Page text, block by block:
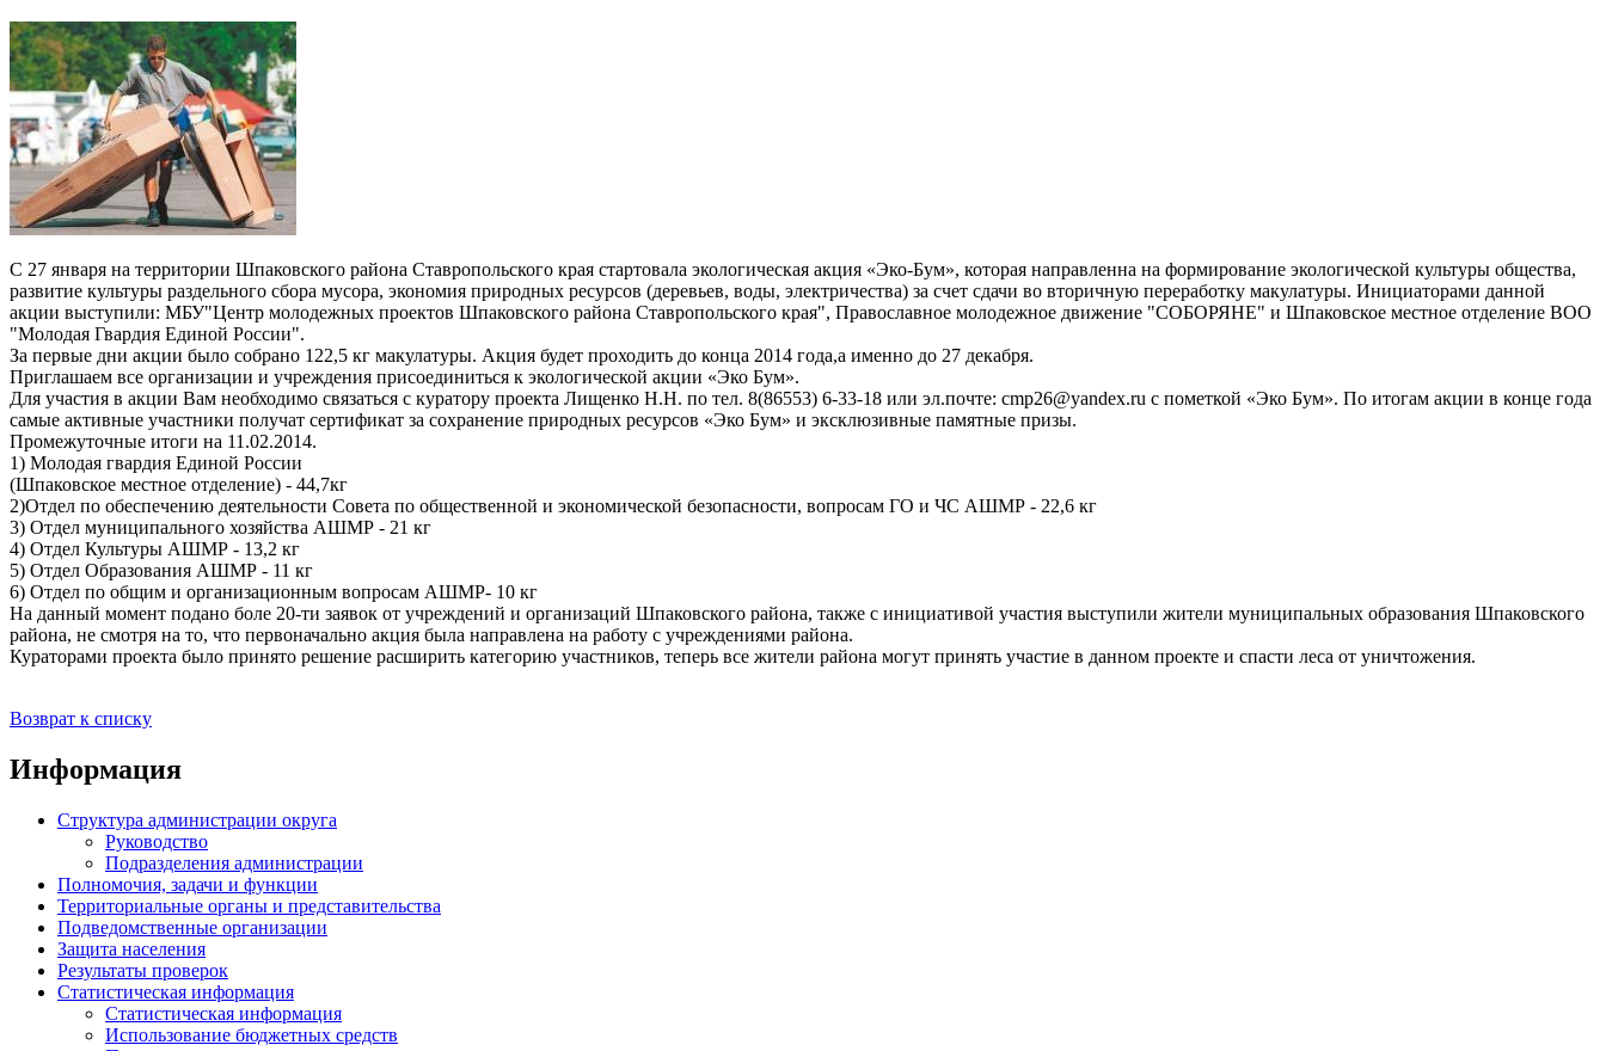
C 27 января на территории Шпаковского района Ставропольского края стартовала экологическая акция «Эко-Бум», которая направленна на формирование экологической культуры общества,
развитие культуры раздельного сбора мусора, экономия природных ресурсов (деревьев, воды, электричества) за счет сдачи во вторичную переработку макулатуры. Инициаторами данной
акции выступили: МБУ"Центр молодежных проектов Шпаковского района Ставропольского края", Православное молодежное движение "СОБОРЯНЕ" и Шпаковское местное отделение ВОО
"Молодая Гвардия Единой России".
За первые дни акции было собрано 122,5 кг макулатуры. Акция будет проходить до конца 2014 года,а именно до 27 декабря.
Приглашаем все организации и учреждения присоединиться к экологической акции «Эко Бум».
Для участия в акции Вам необходимо связаться с куратору проекта Лищенко Н.Н. по тел. 8(86553) 6-33-18 или эл.почте: cmp26@yandex.ru с пометкой «Эко Бум». По итогам акции в конце года
самые активные участники получат сертификат за сохранение природных ресурсов «Эко Бум» и эксклюзивные памятные призы.
Промежуточные итоги на 11.02.2014.
1) Молодая гвардия Единой России
(Шпаковское местное отделение) - 44,7кг
2)Отдел по обеспечению деятельности Совета по общественной и экономической безопасности, вопросам ГО и ЧС АШМР - 22,6 кг
3) Отдел муниципального хозяйства АШМР - 21 кг
4) Отдел Культуры АШМР - 13,2 кг
5) Отдел Образования АШМР - 11 кг
6) Отдел по общим и организационным вопросам АШМР- 10 кг
На данный момент подано боле 20-ти заявок от учреждений и организаций Шпаковского района, также с инициативой участия выступили жители муниципальных образования Шпаковского
района, не смотря на то, что первоначально акция была направлена на работу с учреждениями района.
Кураторами проекта было принято решение расширить категорию участников, теперь все жители района могут принять участие в данном проекте и спасти леса от уничтожения.
Возврат к списку
Информация
Структура администрации округа
Руководство
Подразделения администрации
Полномочия, задачи и функции
Территориальные органы и представительства
Подведомственные организации
Защита населения
Результаты проверок
Статистическая информация
Статистическая информация
Использование бюджетных средств